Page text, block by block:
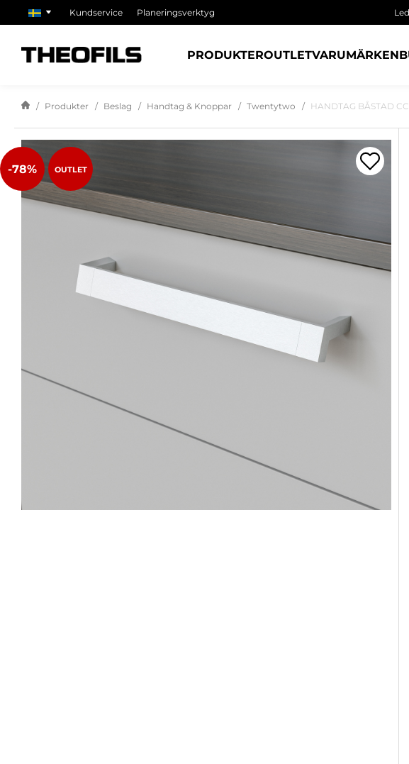
Kundservice Planeringsverktyg
PRODUKTEROUTLETVARUMÄRKEN
Produkter Beslag Handtag & Knoppar Twentytwo HANDTAG BÅSTAD
-78% OUTLET